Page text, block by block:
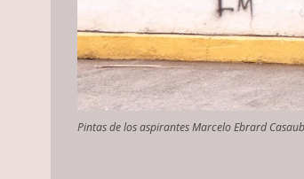
Pintas de los aspirantes Marcelo Ebrard